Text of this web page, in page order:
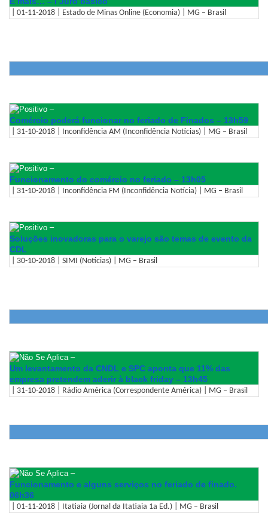
| 01-11-2018 | Estado de Minas Online (Economia) | MG – Brasil
–
Comércio poderá funcionar no feriado de Finados – 13h59
| 31-10-2018 | Inconfidência AM (Inconfidência Notícias) | MG – Brasil
–
Funcionamento do comércio no feriado – 13h05
| 31-10-2018 | Inconfidência FM (Inconfidência Notícia) | MG – Brasil
–
Soluções inovadoras para o varejo são temas de evento da
CDL
| 30-10-2018 | SIMI (Notícias) | MG – Brasil
–
Um levantamento da CNDL e SPC aponta que 11% das
empresa pretendem aderir à black friday – 13h45
| 31-10-2018 | Rádio América (Correspondente América) | MG – Brasil
–
Funcionamento e alguns serviços no feriado de finado.
06h36
| 01-11-2018 | Itatiaia (Jornal da Itatiaia 1a Ed.) | MG – Brasil